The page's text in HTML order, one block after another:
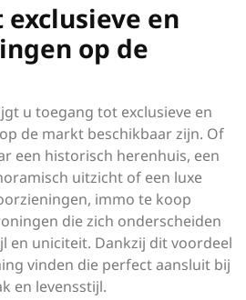
en
op de
u toegang tot exclusieve en
de markt beschikbaar zijn. Of
een historisch herenhuis, een
uitzicht of een luxe
immo te koop
die zich onderscheiden
en uniciteit. Dankzij dit voordeel
vinden die perfect aansluit bij
en levensstijl.